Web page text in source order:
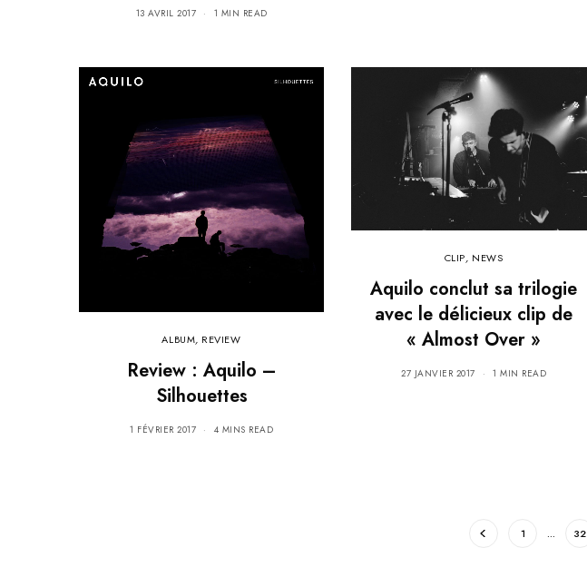
13 AVRIL 2017 1 MIN READ
ALBUM, REVIEW
Review : Aquilo –
Silhouettes
1 FÉVRIER 2017 4 MINS READ
CLIP, NEWS
Aquilo conclut sa trilogie
avec le délicieux clip de
« Almost Over »
27 JANVIER 2017 1 MIN READ
1 … 32